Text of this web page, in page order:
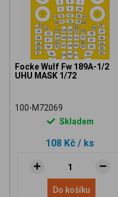
Focke Wulf Fw 189A-1/2
UHU MASK 1/72
100-M72069
Skladem
108 Kč / ks
Do košíku